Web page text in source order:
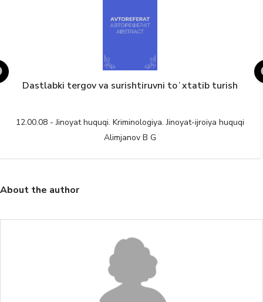
Dastlabki tergov va surishtiruvni toʻxtatib turish
12.00.08 - Jinoyat huquqi. Kriminologiya. Jinoyat-ijroiya huquqi
Alimjanov B G
About the author